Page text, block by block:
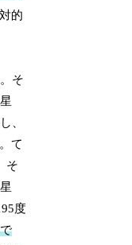
的
そ
、
て
そ
度